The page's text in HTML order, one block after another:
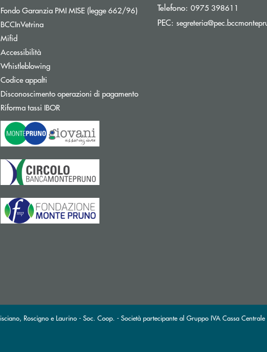
Fondo Garanzia PMI MISE (legge 662/96)Apre una nuova finestra
BCCInVetrina
Mifid
Accessibilità
Whistleblowing
Codice appalti
Disconoscimento operazioni di pagamento
Riforma tassi IBORApre una nuova finestra
Telefono: 0975 398611
PEC:
Roscigno e Laurino - Soc. Coop. - Società partecipante al Gruppo IVA Cassa Centrale